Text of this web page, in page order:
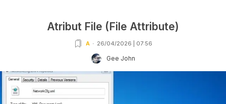
Atribut File (File Attribute)
A 26/04/2026 | 07:56
Gee John